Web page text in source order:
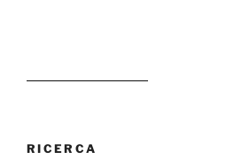
RICERCA